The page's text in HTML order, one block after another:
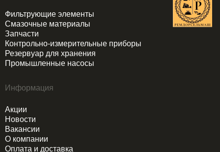
Фильтрующие элементы
Смазочные материалы
Запчасти
Контрольно-измерительные приборы
Резервуар для хранения
Промышленные насосы
Информация
Акции
Новости
Вакансии
О компании
Оплата и доставка